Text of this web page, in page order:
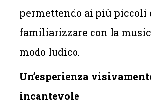
permettendo ai più piccoli
familiarizzare con la
modo ludico.
Un’esperienza
incantevole